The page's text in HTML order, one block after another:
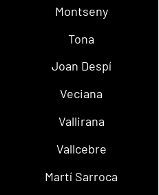
Montseny
Tona
Joan Despí
Veciana
Vallirana
Vallcebre
Martí Sarroca